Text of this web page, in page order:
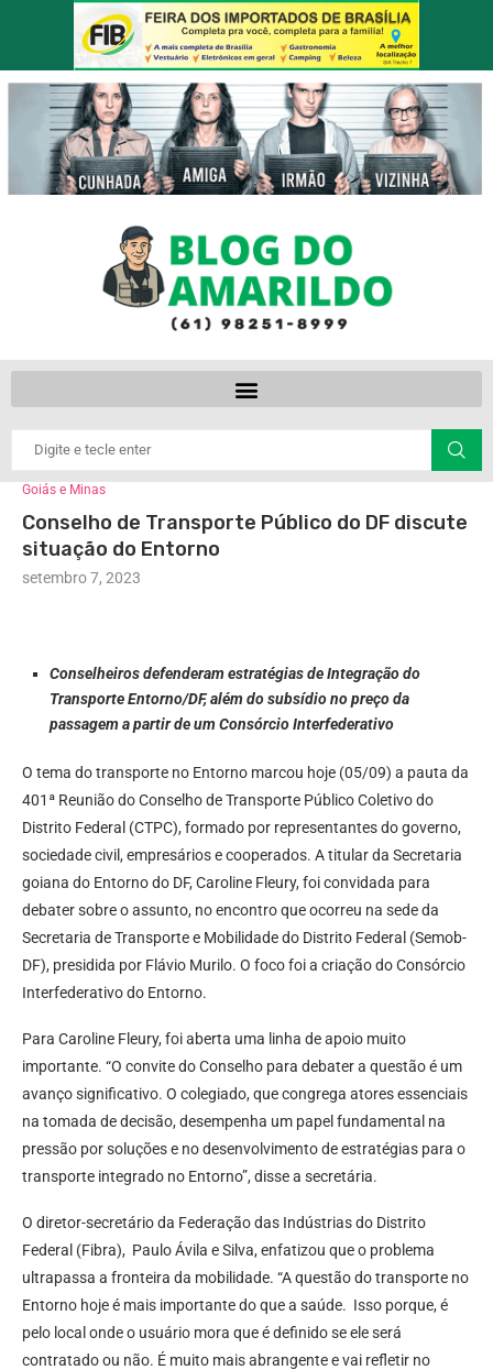
Goiás e Minas
Conselho de Transporte Público do DF discute
situação do Entorno
setembro 7, 2023
Conselheiros defenderam estratégias de Integração do
Transporte Entorno/DF, além do subsídio no preço da
passagem a partir de um Consórcio Interfederativo
O tema do transporte no Entorno marcou hoje (05/09) a pauta da
401ª Reunião do Conselho de Transporte Público Coletivo do
Distrito Federal (CTPC), formado por representantes do governo,
sociedade civil, empresários e cooperados. A titular da Secretaria
goiana do Entorno do DF, Caroline Fleury, foi convidada para
debater sobre o assunto, no encontro que ocorreu na sede da
Secretaria de Transporte e Mobilidade do Distrito Federal (Semob-
DF), presidida por Flávio Murilo. O foco foi a criação do Consórcio
Interfederativo do Entorno.
Para Caroline Fleury, foi aberta uma linha de apoio muito
importante. “O convite do Conselho para debater a questão é um
avanço significativo. O colegiado, que congrega atores essenciais
na tomada de decisão, desempenha um papel fundamental na
pressão por soluções e no desenvolvimento de estratégias para o
transporte integrado no Entorno”, disse a secretária.
O diretor-secretário da Federação das Indústrias do Distrito
Federal (Fibra), Paulo Ávila e Silva, enfatizou que o problema
ultrapassa a fronteira da mobilidade. “A questão do transporte no
Entorno hoje é mais importante do que a saúde. Isso porque, é
pelo local onde o usuário mora que é definido se ele será
contratado ou não. É muito mais abrangente e vai refletir no